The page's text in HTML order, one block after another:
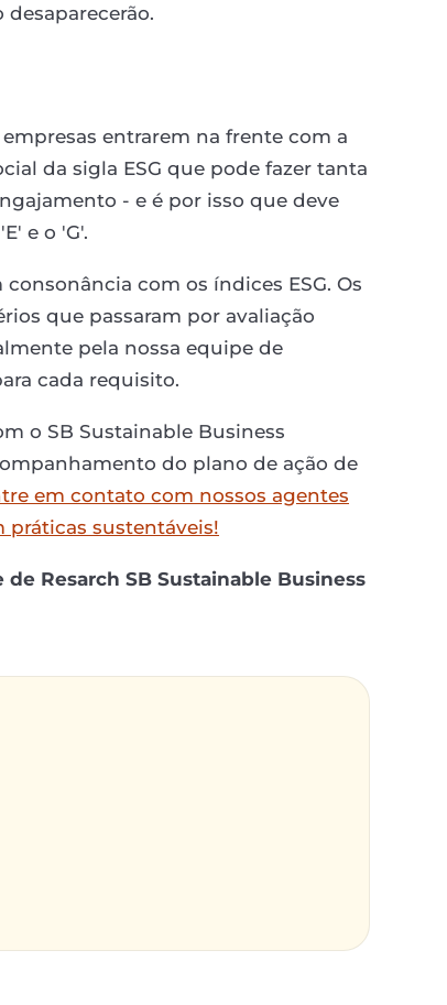
entrarem na frente com a
da sigla ESG que pode fazer tanta
- e é por isso que deve
e o 'G'.
com os índices ESG. Os
que passaram por avaliação
pela nossa equipe de
cada requisito.
o SB Sustainable Business
do plano de ação de
em contato com nossos agentes
práticas sustentáveis!
Resarch SB Sustainable Business